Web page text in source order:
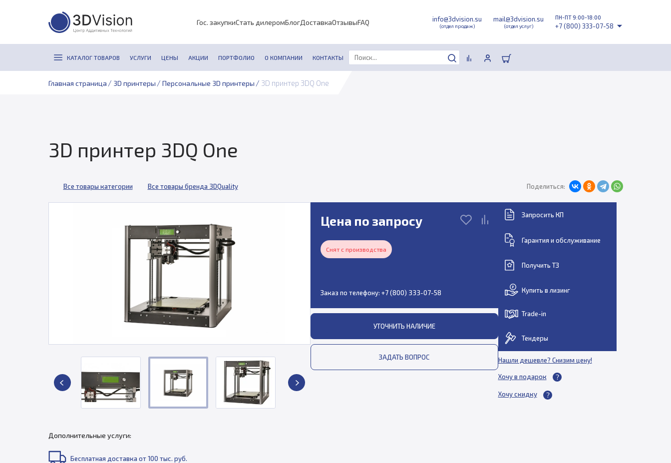
Гос. закупкиСтать дилеромБлогДоставкаОтзывыFAQ info@3dvision.su
(отдел продаж)
mail@3dvision.su
(отдел услуг)
ПН-ПТ 9:00-18:00
+7 (800) 333-07-58
КАТАЛОГ ТОВАРОВ УСЛУГИ ЦЕНЫ АКЦИИ ПОРТФОЛИО О КОМПАНИИ КОНТАКТЫ
Главная страница / 3D принтеры / Персональные 3D принтеры / 3D принтер 3DQ One
3D принтер 3DQ One
Все товары категории Все товары бренда 3DQuality Поделиться:
Цена по запросу
Снят с производства
Заказ по телефону: +7 (800) 333-07-58
УТОЧНИТЬ НАЛИЧИЕ
ЗАДАТЬ ВОПРОС
Запросить КП
Гарантия и обслуживание
Получить ТЗ
Купить в лизинг
Trade-in
Тендеры
Нашли дешевле? Снизим цену!
Хочу в подарок
Хочу скидку
Дополнительные услуги:
Бесплатная доставка от 100 тыс. руб.